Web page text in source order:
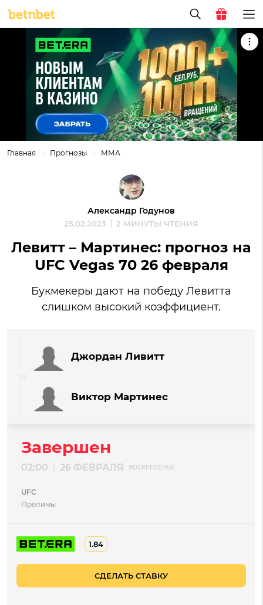
Главная Прогнозы ММА
Александр Годунов
25.02.2023 2 МИНУТЫ ЧТЕНИЯ
Левитт – Мартинес: прогноз на
UFC Vegas 70 26 февраля
Букмекеры дают на победу Левитта
слишком высокий коэффициент.
Джордан Ливитт
Виктор Мартинес
Завершен
02:00 26 ФЕВРАЛЯ ВОСКРЕСЕНЬЕ
UFC
Прелимы
1.84
СДЕЛАТЬ СТАВКУ